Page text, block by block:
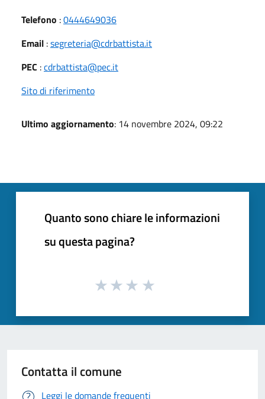
Telefono :0444649036
Email :segreteria@cdrbattista.it
PEC :cdrbattista@pec.it
Sito di riferimento
Ultimo aggiornamento: 14 novembre 2024, 09:22
Quanto sono chiare le informazioni
su questa pagina?
Contatta il comune
Leggi le domande frequenti